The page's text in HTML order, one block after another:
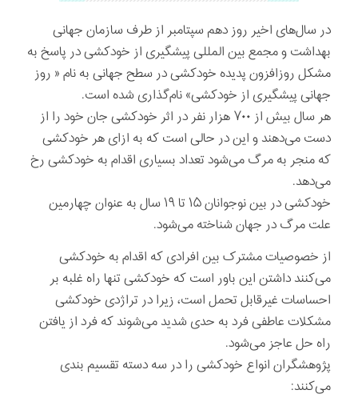
در سال‌های اخیر روز دهم سپتامبر از طرف سازمان جهانی
بهداشت و مجمع بین المللی پیشگیری از خودکشی در پاسخ به
مشکل روزافزون پدیده خودکشی در سطح جهانی به نام « روز
جهانی پیشگیری از خودکشی» نام‌گذاری شده است.
هر سال بیش از ۷۰۰ هزار نفر در اثر خودکشی جان خود را از
دست می‌دهند و این در حالی است که به ازای هر خودکشی
که منجر به مرگ می‌شود تعداد بسیاری اقدام به خودکشی رخ
می‌دهد.
خودکشی در بین نوجوانان ۱۵ تا ۱۹ سال به عنوان چهارمین
علت مرگ در جهان شناخته می‌شود.
از خصوصیات مشترک بین افرادی که اقدام به خودکشی
می‌کنند داشتن این باور است که خودکشی تنها راه غلبه بر
احساسات غیرقابل تحمل است، زیرا در تراژدی خودکشی
مشکلات عاطفی فرد به حدی شدید می‌شوند که فرد از یافتن
راه حل عاجز می‌شود.
پژوهشگران انواع خودکشی را در سه دسته تقسیم بندی
می‌کنند: